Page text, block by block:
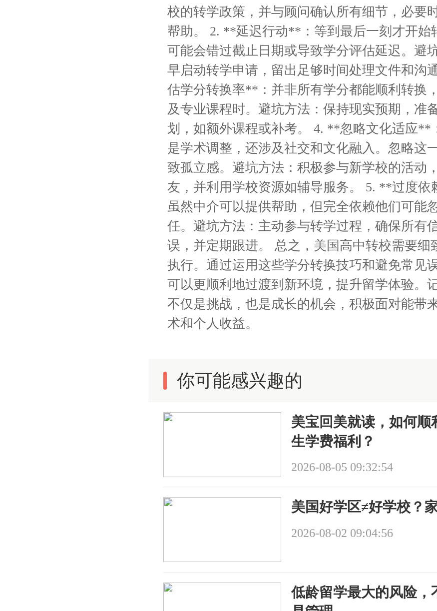
校的转学政策，并与顾问确认所有细节，必要
帮助。 2. **延迟行动**：等到最后一刻才开始
可能会错过截止日期或导致学分评估延迟。避
早启动转学申请，留出足够时间处理文件和沟
估学分转换率**：并非所有学分都能顺利转换
及专业课程时。避坑方法：保持现实预期，准
划，如额外课程或补考。 4. **忽略文化适应**
是学术调整，还涉及社交和文化融入。忽略这
致孤立感。避坑方法：积极参与新学校的活动
友，并利用学校资源如辅导服务。 5. **过度依
虽然中介可以提供帮助，但完全依赖他们可能
任。避坑方法：主动参与转学过程，确保所有
误，并定期跟进。 总之，美国高中转校需要细
执行。通过运用这些学分转换技巧和避免常见
可以更顺利地过渡到新环境，提升留学体验。
不仅是挑战，也是成长的机会，积极面对能带
术和个人收益。
你可能感兴趣的
美宝回美就读，如何顺
生学费福利？
2026-08-05 09:32:54
美国好学区≠好学校？
2026-08-02 09:04:56
低龄留学最大的风险，